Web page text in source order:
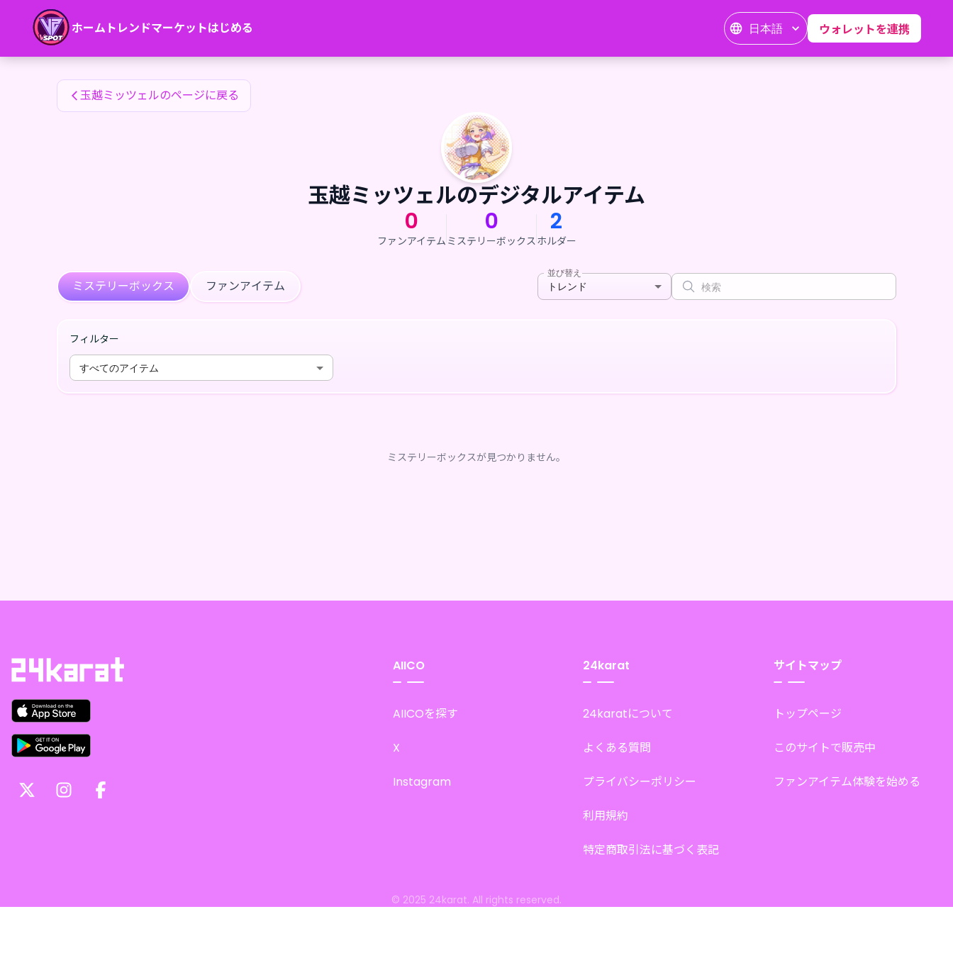
ホーム トレンドマーケットはじめる 日本語 ウォレットを連携
玉越ミッツェルのファンアイテム
玉越ミッツェルのページに戻る
玉越ミッツェルのデジタルアイテム
0
ファンアイテム
0
ミステリーボックス
2
ホルダー
ミステリーボックス ファンアイテム
並び替え
トレンド
フィルター
すべてのアイテム
ミステリーボックスが見つかりません。
AIICO
AIICOを探す
X
Instagram
24karat
24karatについて
よくある質問
プライバシーポリシー
利用規約
特定商取引法に基づく表記
サイトマップ
トップページ
このサイトで販売中
ファンアイテム体験を始める
© 2025 24karat. All rights reserved.
玉越ミッツェルのファンアイテム — 24karat